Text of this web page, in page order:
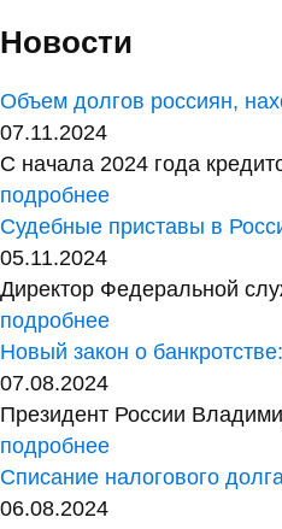
Новости
Объем долгов россиян,
07.11.2024
С начала 2024 года
подробнее
Судебные приставы в
05.11.2024
Директор Федеральной
подробнее
Новый закон о
07.08.2024
Президент России
подробнее
Списание налогового
06.08.2024